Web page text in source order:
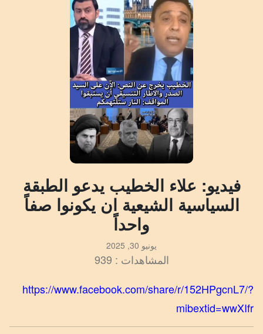
فيديو: علاء الخطيب يدعو الطبقة
السياسية الشيعية ان يكونوا صفاً
واحداً
يونيو 30, 2025
المشاهدات : 939
https://www.facebook.com/share/r/152HPgcnL7/?
mibextid=wwXIfr